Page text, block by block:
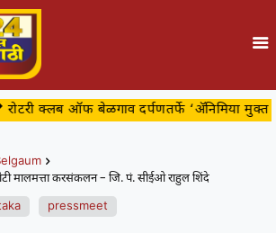
क्लब ऑफ बेळगाव दर्पणतर्फे ‘ॲनिमिया मुक्त
मालमत्ता करसंकलन – जि. पं. सीईओ राहुल शिंदे
pressmeet